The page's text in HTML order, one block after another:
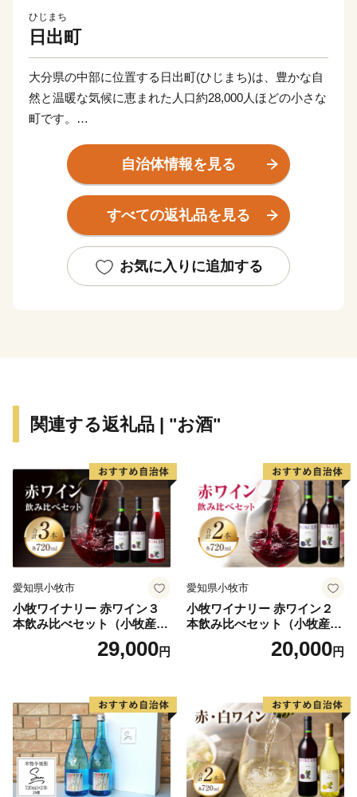
ひじまち
日出町
大分県の中部に位置する日出町(ひじまち)は、豊かな自
然と温暖な気候に恵まれた人口約28,000人ほどの小さな
町です。
は、連日多くの人々が容器を手に賑わっています（町で
は上水道の大部分が良質な地下水で賄われています）。
湧水は地上に限らず、海底からも湧き出しており、真清
水と海水が混ざる海域では、町の特産品である高級魚
このように、素晴らしい環境に恵まれた日出町では、大
分むぎ焼酎「二階堂」をはじめ、豊後牛やブランド豚
す。
・寄附者住所とお礼品送付先住所が異なる場合、送付先
でお品を受け取る方に対し、お礼品が届くことを必ず事
前にご連絡ください。
（「寄附した覚えがないのにお礼品が送られてきた」と
のお問い合わせがしばしば寄せられております）
がございます。
・日出町にお住まいの方からのご寄附に対しては、お礼
大阪府大阪市中央区南本町１の６の２０
コーユービジネス内 44341
大分県日出町 ふるさと納税 ワンストップ特例申請書
類受付係
自治体情報を見る
すべての返礼品を見る
お気に入りに追加する
関連する返礼品 | "お酒"
愛知県小牧市
小牧ワイナリー 赤ワイン３
本飲み比べセット（小牧産ぶ
どう100％使用）29,000円
愛知県小牧市
小牧ワイナリー 赤ワイン２
本飲み比べセット（小牧産ぶ
どう100％使用）20,000円